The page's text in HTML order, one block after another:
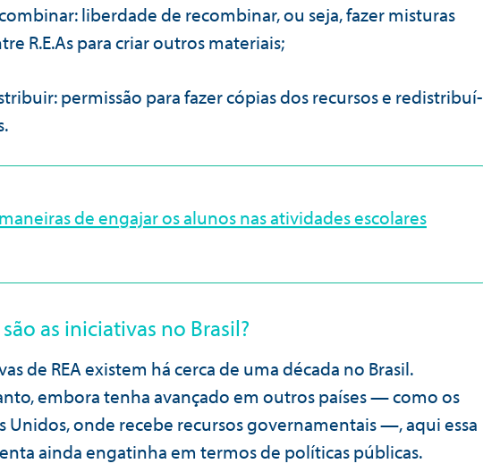
liberdade de recombinar, ou seja, fazer misturas
R.E.As para criar outros materiais;
permissão para fazer cópias dos recursos e redistribuí-
de engajar os alunos nas atividades escolares
as iniciativas no Brasil?
de REA existem há cerca de uma década no Brasil.
embora tenha avançado em outros países — como os
Unidos, onde recebe recursos governamentais —, aqui essa
ainda engatinha em termos de políticas públicas.